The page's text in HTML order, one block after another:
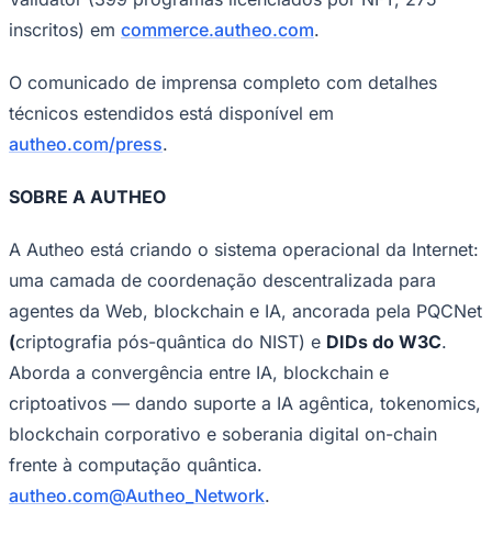
São Paulo
inscritos) em commerce.autheo.com.
O comunicado de imprensa completo com detalhes
técnicos estendidos está disponível em
autheo.com/press.
SOBRE A AUTHEO
A Autheo está criando o sistema operacional da Internet:
uma camada de coordenação descentralizada para
agentes da Web, blockchain e IA, ancorada pela PQCNet
(criptografia pós-quântica do NIST) e DIDs do W3C.
Aborda a convergência entre IA, blockchain e
criptoativos — dando suporte a IA agêntica, tokenomics,
blockchain corporativo e soberania digital on-chain
frente à computação quântica.
autheo.com@Autheo_Network.